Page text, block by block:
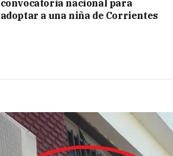
convocatoria nacional para
adoptar a una niña de Corrientes